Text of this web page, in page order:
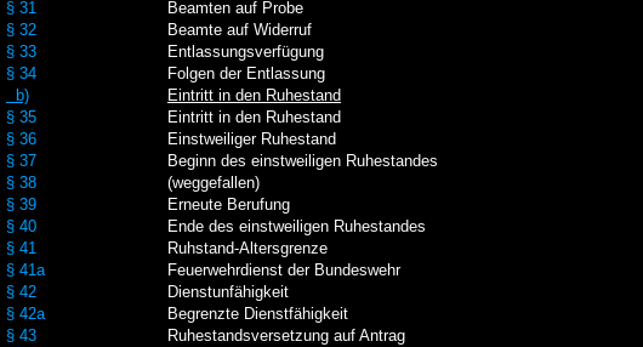
§ 31
§ 32
§ 33
§ 34
b)
§ 35
§ 36
§ 37
§ 38
§ 39
§ 40
§ 41
§ 41a
§ 42
§ 42a
§ 43
Beamten auf Probe
Beamte auf Widerruf
Entlassungsverfügung
Folgen der Entlassung
Eintritt in den Ruhestand
Eintritt in den Ruhestand
Einstweiliger Ruhestand
Beginn des einstweiligen Ruhestandes
(weggefallen)
Erneute Berufung
Ende des einstweiligen Ruhestandes
Ruhstand-Altersgrenze
Feuerwehrdienst der Bundeswehr
Dienstunfähigkeit
Begrenzte Dienstfähigkeit
Ruhestandsversetzung auf Antrag